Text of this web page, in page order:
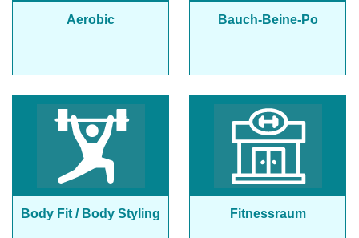
Aerobic Bauch-Beine-Po
Body Fit / Body Styling Fitnessraum